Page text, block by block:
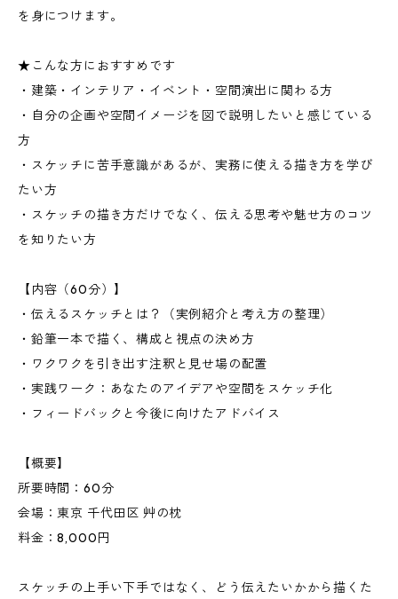
を身につけます。
★こんな方におすすめです
・建築・インテリア・イベント・空間演出に関わる方
・自分の企画や空間イメージを図で説明したいと感じている
方
・スケッチに苦手意識があるが、実務に使える描き方を学び
たい方
・スケッチの描き方だけでなく、伝える思考や魅せ方のコツ
を知りたい方
【内容（60分）】
・伝えるスケッチとは？（実例紹介と考え方の整理）
・鉛筆一本で描く、構成と視点の決め方
・ワクワクを引き出す注釈と見せ場の配置
・実践ワーク：あなたのアイデアや空間をスケッチ化
・フィードバックと今後に向けたアドバイス
【概要】
所要時間：60分
会場：東京 千代田区 艸の枕
料金：8,000円
スケッチの上手い下手ではなく、どう伝えたいかから描くた